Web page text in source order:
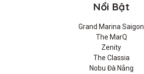
Nổi Bật
Grand Marina Saigon
The MarQ
Zenity
The Classia
Nobu Đà Nẵng